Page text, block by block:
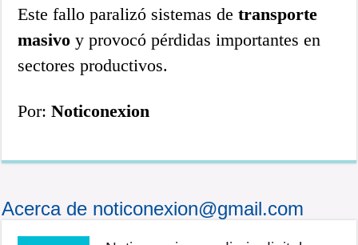
Este fallo paralizó sistemas detransporte
masivo y provocó pérdidas importantes en
sectores productivos.
Por:Noticonexion
Acerca de noticonexion@gmail.com